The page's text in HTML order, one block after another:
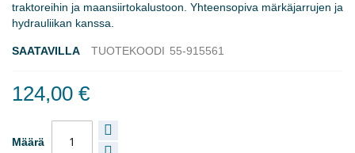
traktoreihin ja maansiirtokalustoon. Yhteensopiva märkäjarrujen ja
hydrauliikan kanssa.
SAATAVILLA TUOTEKOODI 55-915561
124,00 €
Määrä